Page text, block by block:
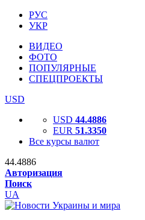
РУС
УКР
ВИДЕО
ФОТО
ПОПУЛЯРНЫЕ
СПЕЦПРОЕКТЫ
USD
USD 44.4886
EUR 51.3350
Все курсы валют
44.4886
Авторизация
Поиск
UA